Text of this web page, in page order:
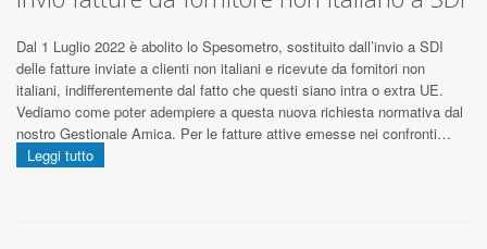
Dal 1 Luglio 2022 è abolito lo Spesometro, sostituito dall’invio a SDI
delle fatture inviate a clienti non italiani e ricevute da fornitori non
italiani, indifferentemente dal fatto che questi siano intra o extra UE.
Vediamo come poter adempiere a questa nuova richiesta normativa dal
nostro Gestionale Amica. Per le fatture attive emesse nei confronti…
Leggi tutto